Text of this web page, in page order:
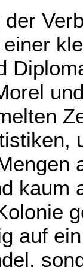
der
kaum
auf